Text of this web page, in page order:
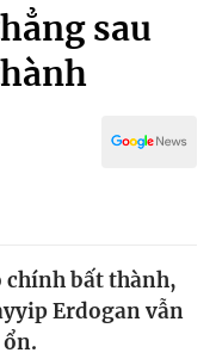
sau
chính bất thành,
Erdogan vẫn